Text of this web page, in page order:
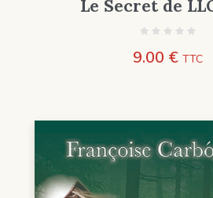
Le Secret de
9.00 € TTC